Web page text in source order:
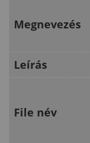
Megnevezés
Leírás
File név